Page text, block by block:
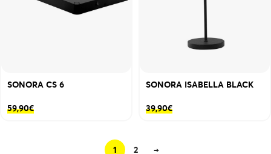
SONORA CS 6
59,90€
SONORA ISABELLA BLACK
39,90€
1 2 →